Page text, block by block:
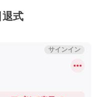
式